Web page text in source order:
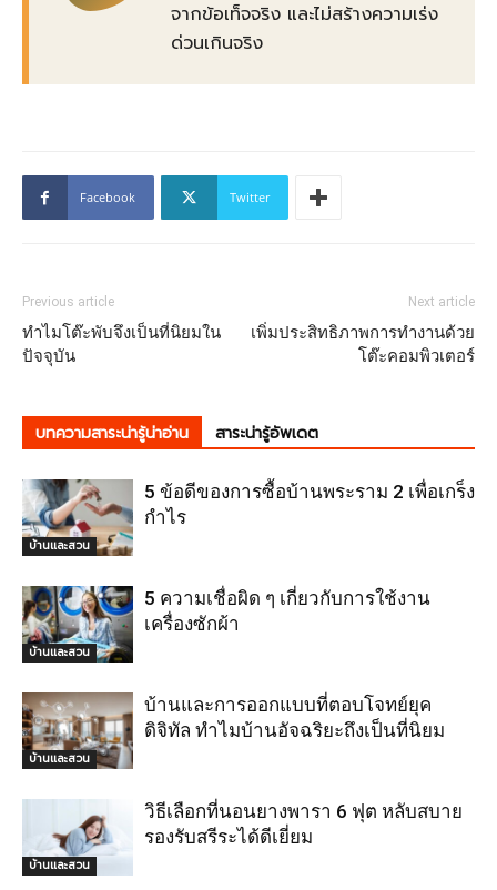
จากข้อเท็จจริง และไม่สร้างความเร่ง
ด่วนเกินจริง
Facebook Twitter
Previous article
ทำไมโต๊ะพับจึงเป็นที่นิยมใน
ปัจจุบัน
Next article
เพิ่มประสิทธิภาพการทำงานด้วย
โต๊ะคอมพิวเตอร์
บทความสาระน่ารู้น่าอ่าน สาระน่ารู้อัพเดต
บ้านและสวน
5 ข้อดีของการซื้อบ้านพระราม 2 เพื่อเกร็ง
กำไร
บ้านและสวน
5 ความเชื่อผิด ๆ เกี่ยวกับการใช้งาน
เครื่องซักผ้า
บ้านและสวน
บ้านและการออกแบบที่ตอบโจทย์ยุค
ดิจิทัล ทำไมบ้านอัจฉริยะถึงเป็นที่นิยม
บ้านและสวน
วิธีเลือกที่นอนยางพารา 6 ฟุต หลับสบาย
รองรับสรีระได้ดีเยี่ยม